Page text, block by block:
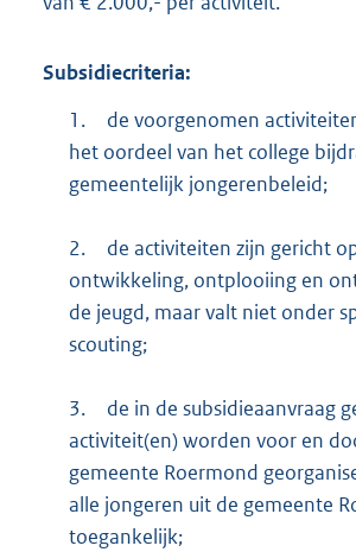
Subsidiecriteria:
1.
de voorgenomen
het oordeel van het college
gemeentelijk jongerenbeleid;
2.
de activiteiten zijn gericht
ontwikkeling, ontplooiing en
de jeugd, maar valt niet onder
scouting;
3.
de in de subsidieaanvraag
activiteit(en) worden voor en
gemeente Roermond
alle jongeren uit de gemeente
toegankelijk;